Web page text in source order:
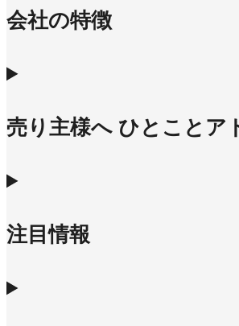
会社の特徴
売り主様へ ひとことア
注目情報